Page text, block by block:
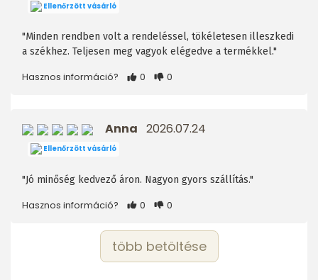
Ellenőrzött vásárló
"Minden rendben volt a rendeléssel, tökéletesen illeszkedi
a székhez. Teljesen meg vagyok elégedve a termékkel."
Hasznos információ? 0 0
Anna 2026.07.24
Ellenőrzött vásárló
"Jó minőség kedvező áron. Nagyon gyors szállítás."
Hasznos információ? 0 0
több betöltése